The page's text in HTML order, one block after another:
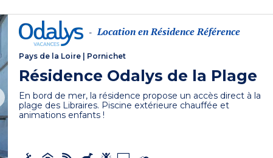
- Location en Résidence Référence
Pays de la Loire Pornichet
Résidence Odalys de la Plage
En bord de mer, la résidence propose un accès direct à la
plage des Libraires. Piscine extérieure chauffée et
animations enfants !